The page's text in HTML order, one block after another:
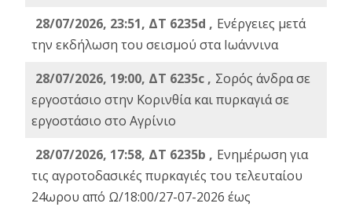
28/07/2026, 23:51, ΔΤ 6235d , Ενέργειες μετά
την εκδήλωση του σεισμού στα Ιωάννινα
28/07/2026, 19:00, ΔΤ 6235c , Σορός άνδρα σε
εργοστάσιο στην Κορινθία και πυρκαγιά σε
εργοστάσιο στο Αγρίνιο
28/07/2026, 17:58, ΔΤ 6235b , Ενημέρωση για
τις αγροτοδασικές πυρκαγιές του τελευταίου
24ωρου από Ω/18:00/27-07-2026 έως